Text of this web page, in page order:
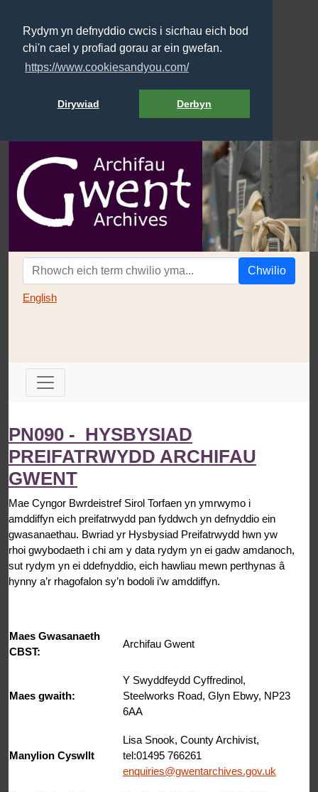
Rydym yn defnyddio cwcis i sicrhau eich bod
chi'n cael y profiad gorau ar ein gwefan.
https://www.cookiesandyou.com/
Dirywiad Derbyn
Chwilio
English
PN090 - HYSBYSIAD
PREIFATRWYDD ARCHIFAU
GWENT
Mae Cyngor Bwrdeistref Sirol Torfaen yn ymrwymo i
amddiffyn eich preifatrwydd pan fyddwch yn defnyddio ein
gwasanaethau. Bwriad yr Hysbysiad Preifatrwydd hwn yw
rhoi gwybodaeth i chi am y data rydym yn ei gadw amdanoch,
sut rydym yn ei ddefnyddio, eich hawliau mewn perthynas â
hynny a’r rhagofalon sy’n bodoli i’w amddiffyn.
Maes Gwasanaeth
CBST:
Archifau Gwent
Maes gwaith:
Y Swyddfeydd Cyffredinol,
Steelworks Road, Glyn Ebwy, NP23
6AA
Manylion Cyswllt
Lisa Snook, County Archivist,
tel:01495 766261
enquiries@gwentarchives.gov.uk